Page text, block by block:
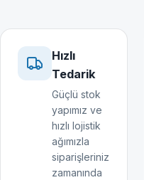
Hızlı
Tedarik
Güçlü stok
yapımız ve
hızlı lojistik
ağımızla
siparişleriniz
zamanında